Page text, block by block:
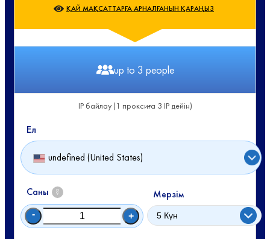
ҚАЙ МАҚСАТТАРҒА АРНАЛҒАНЫН ҚАРАҢЫЗ
up to 3 people
IP байлау (1 проксиға 3 IP дейін)
Ел
undefined (United States)
Саны ?
- +
Мерзім